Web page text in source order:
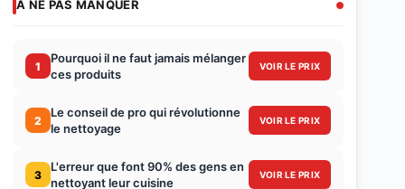
À NE PAS MANQUER
1
Pourquoi il ne faut jamais mélanger
ces produits
VOIR LE PRIX
2
Le conseil de pro qui révolutionne
le nettoyage
VOIR LE PRIX
3
L'erreur que font 90% des gens en
nettoyant leur cuisine
VOIR LE PRIX